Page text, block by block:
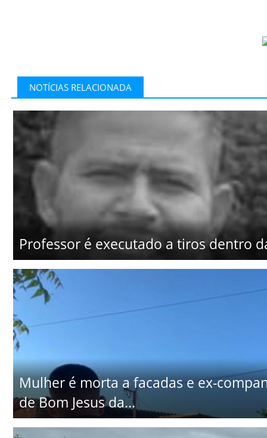
NOTÍCIAS RELACIONADA
Professor é executado a tiros dentro
Mulher é morta a facadas e ex-
de Bom Jesus da...